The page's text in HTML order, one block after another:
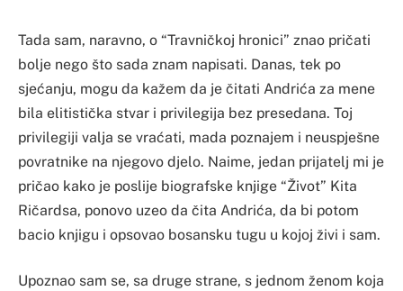
Tada sam, naravno, o “Travničkoj hronici” znao pričati
bolje nego što sada znam napisati. Danas, tek po
sjećanju, mogu da kažem da je čitati Andrića za mene
bila elitistička stvar i privilegija bez presedana. Toj
privilegiji valja se vraćati, mada poznajem i neuspješne
povratnike na njegovo djelo. Naime, jedan prijatelj mi je
pričao kako je poslije biografske knjige “Život” Kita
Ričardsa, ponovo uzeo da čita Andrića, da bi potom
bacio knjigu i opsovao bosansku tugu u kojoj živi i sam.
Upoznao sam se, sa druge strane, s jednom ženom koja